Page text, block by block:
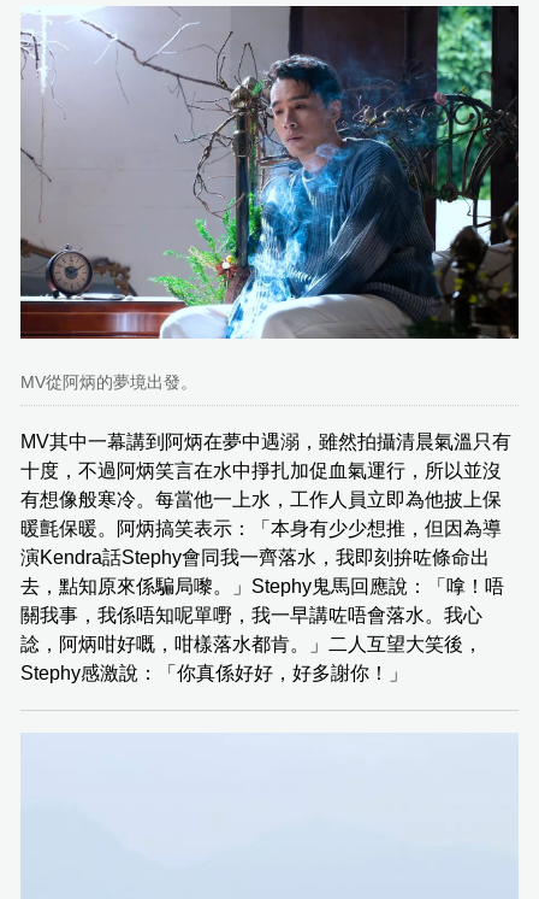
MV從阿炳的夢境出發。
MV其中一幕講到阿炳在夢中遇溺，雖然拍攝清晨氣溫只有
十度，不過阿炳笑言在水中掙扎加促血氣運行，所以並沒
有想像般寒冷。每當他一上水，工作人員立即為他披上保
暖氈保暖。阿炳搞笑表示：「本身有少少想推，但因為導
演Kendra話Stephy會同我一齊落水，我即刻拚咗條命出
去，點知原來係騙局嚟。」Stephy鬼馬回應說：「嗱！唔
關我事，我係唔知呢單嘢，我一早講咗唔會落水。我心
諗，阿炳咁好嘅，咁樣落水都肯。」二人互望大笑後，
Stephy感激說：「你真係好好，好多謝你！」